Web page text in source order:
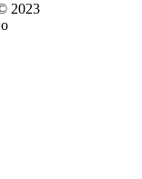
2023